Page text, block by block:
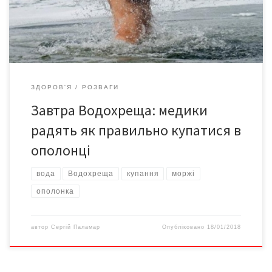
здоров’я та відсвяткувати Хрещення з гарним самопочуттям.
[…]
ЗДОРОВ'Я РОЗВАГИ
Завтра Водохреща: медики
радять як правильно купатися в
ополонці
вода Водохреща купання моржі
ополонка
автор Сергій Паламар Опубліковано 18/01/2018